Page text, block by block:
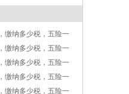
缴纳多少税，五险一
缴纳多少税，五险一
缴纳多少税，五险一
缴纳多少税，五险一
缴纳多少税，五险一